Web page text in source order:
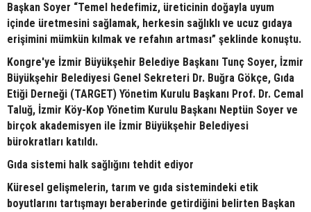
Başkan Soyer “Temel hedefimiz, üreticinin doğayla uyum
içinde üretmesini sağlamak, herkesin sağlıklı ve ucuz gıdaya
erişimini mümkün kılmak ve refahın artması” şeklinde konuştu.
Kongre'ye İzmir Büyükşehir Belediye Başkanı Tunç Soyer, İzmir
Büyükşehir Belediyesi Genel Sekreteri Dr. Buğra Gökçe, Gıda
Etiği Derneği (TARGET) Yönetim Kurulu Başkanı Prof. Dr. Cemal
Taluğ, İzmir Köy-Kop Yönetim Kurulu Başkanı Neptün Soyer ve
birçok akademisyen ile İzmir Büyükşehir Belediyesi
bürokratları katıldı.
Gıda sistemi halk sağlığını tehdit ediyor
Küresel gelişmelerin, tarım ve gıda sistemindeki etik
boyutlarını tartışmayı beraberinde getirdiğini belirten Başkan